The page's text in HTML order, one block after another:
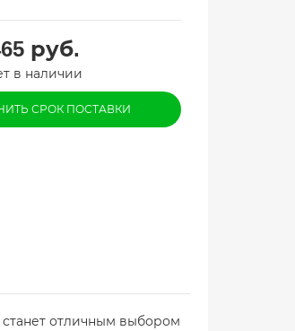
руб.
в наличии
СРОК ПОСТАВКИ
отличным выбором